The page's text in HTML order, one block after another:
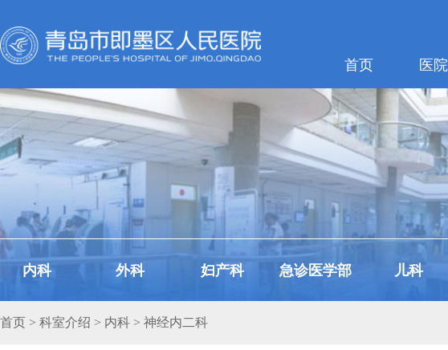
首页 医
内科 外科 妇产科 急诊医学部 儿科
首页 > 科室介绍 > 内科 > 神经内二科